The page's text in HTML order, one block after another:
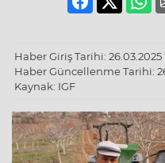
Haber Giriş Tarihi: 26.03.2025
Haber Güncellenme Tarihi:
Kaynak: IGF